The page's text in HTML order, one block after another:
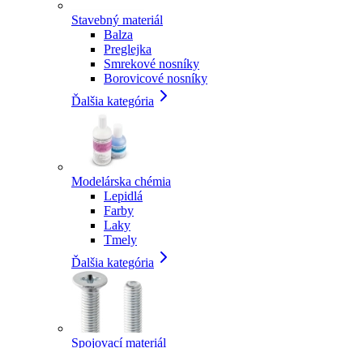
Stavebný materiál
Balza
Preglejka
Smrekové nosníky
Borovicové nosníky
Ďalšia kategória
Modelárska chémia
Lepidlá
Farby
Laky
Tmely
Ďalšia kategória
Spojovací materiál